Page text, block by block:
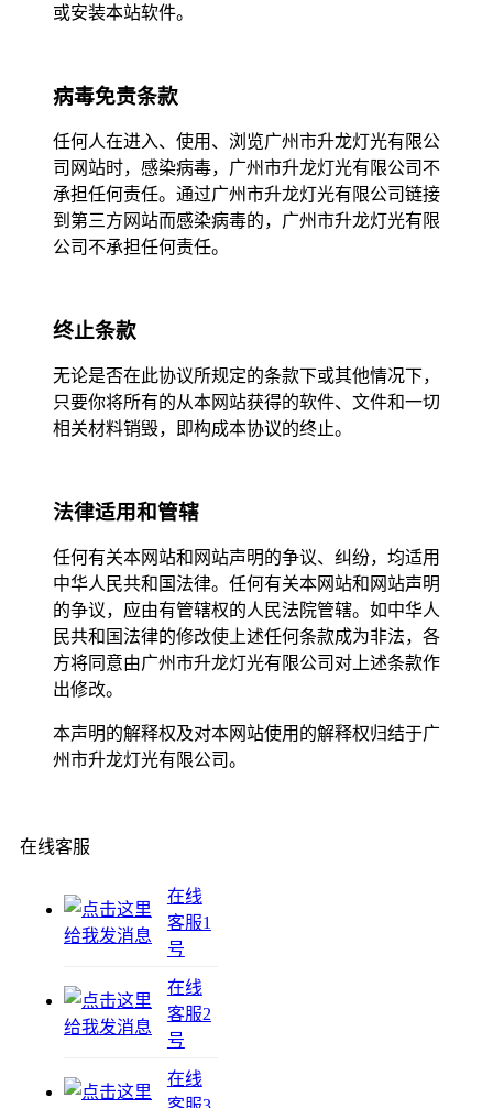
或安装本站软件。
病毒免责条款
任何人在进入、使用、浏览广州市升龙灯光有限公
司网站时，感染病毒，广州市升龙灯光有限公司不
承担任何责任。通过广州市升龙灯光有限公司链接
到第三方网站而感染病毒的，广州市升龙灯光有限
公司不承担任何责任。
终止条款
无论是否在此协议所规定的条款下或其他情况下，
只要你将所有的从本网站获得的软件、文件和一切
相关材料销毁，即构成本协议的终止。
法律适用和管辖
任何有关本网站和网站声明的争议、纠纷，均适用
中华人民共和国法律。任何有关本网站和网站声明
的争议，应由有管辖权的人民法院管辖。如中华人
民共和国法律的修改使上述任何条款成为非法，各
方将同意由广州市升龙灯光有限公司对上述条款作
出修改。
本声明的解释权及对本网站使用的解释权归结于广
州市升龙灯光有限公司。
在线客服
在线
客服1
号
在线
客服2
号
在线